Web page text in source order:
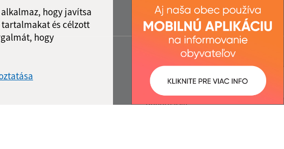
hogy javítsa
tartalmakat és célzott
hogy
Správca obsahu:
A tartalomkezelő a falu
Dobóruszka.